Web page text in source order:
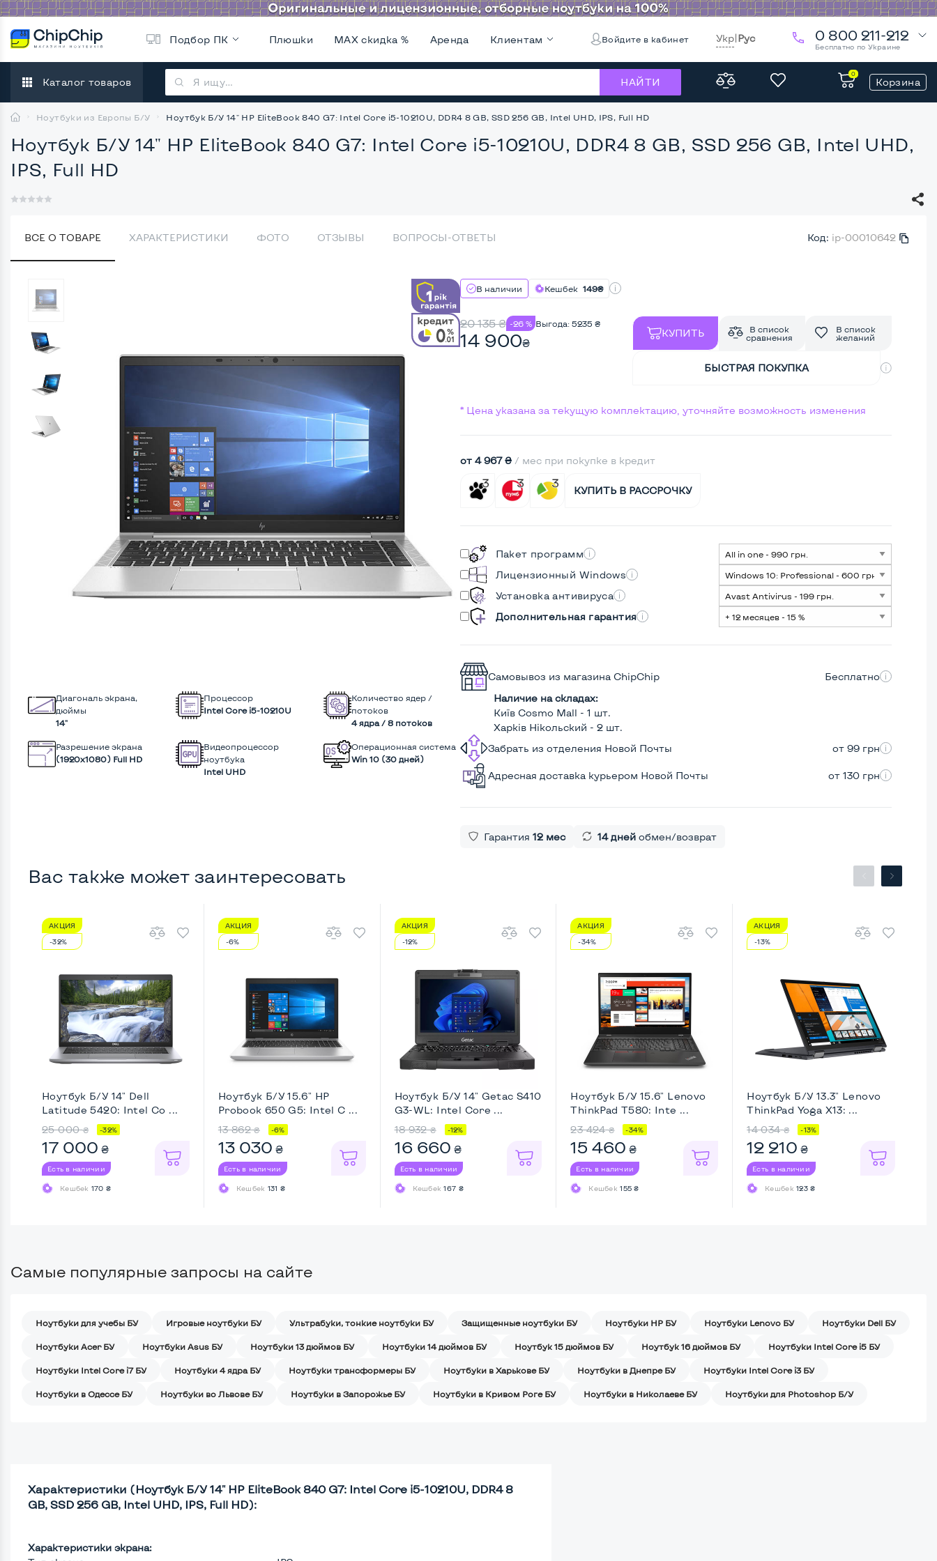
Подбор ПК Плюшки MAX скидка % Аренда Клиентам Войдите в кабинет Укр|Рус 0 800 211-212
Бесплатно по Украине
Каталог товаров НАЙТИ
0
Корзина
Ноутбуки из Европы Б/У Ноутбук Б/У 14" HP EliteBook 840 G7: Intel Core i5-10210U, DDR4 8 GB, SSD 256 GB, Intel UHD, IPS, Full HD
Ноутбук Б/У 14" HP EliteBook 840 G7: Intel Core i5-10210U, DDR4 8 GB, SSD 256 GB, Intel UHD,
IPS, Full HD
ВСЕ О ТОВАРЕ ХАРАКТЕРИСТИКИ ФОТО ОТЗЫВЫ ВОПРОСЫ-ОТВЕТЫ Код: ip-00010642
Диагональ экрана,
дюймы
14"
Процессор
Intel Core i5-10210U
Количество ядер /
потоков
4 ядра / 8 потоков
Разрешение экрана
(1920х1080) Full HD
Видеопроцессор
ноутбука
Intel UHD
Операционная система
Win 10 (30 дней)
В наличии Кешбек 149₴
20 135₴ -26 % Выгода: 5235 ₴
14 900₴
КУПИТЬ
В список
сравнения
В список
желаний
БЫСТРАЯ ПОКУПКА
* Цена указана за текущую комплектацию, уточняйте возможность изменения
от 4 967 ₴/ мес при покупке в кредит
КУПИТЬ В РАССРОЧКУ
Пакет программ
Лицензионный Windows
Установка антивируса
Дополнительная гарантия
Самовывоз из магазина ChipChip
Бесплатно
Наличие на складах:
Київ Cosmo Mall - 1 шт.
Харків Нікольский - 2 шт.
Забрать из отделения Новой Почты
от 99 грн
Адресная доставка курьером Новой Почты от 130 грн
Гарантия 12 мес 14 днейобмен/возврат
Вас также может заинтересовать
АКЦИЯ
-32%
Ноутбук Б/У 14" Dell
Latitude 5420: Intel Co ...
25 000 ₴ -32%
17 000 ₴
Есть в наличии
Кешбек 170 ₴
АКЦИЯ
-6%
Ноутбук Б/У 15.6" HP
Probook 650 G5: Intel C ...
13 862 ₴ -6%
13 030 ₴
Есть в наличии
Кешбек 131 ₴
АКЦИЯ
-12%
Ноутбук Б/У 14" Getac S410
G3-WL: Intel Core ...
18 932 ₴ -12%
16 660 ₴
Есть в наличии
Кешбек167 ₴
АКЦИЯ
-34%
Ноутбук Б/У 15.6" Lenovo
ThinkPad T580: Inte ...
23 424 ₴ -34%
15 460 ₴
Есть в наличии
Кешбек155 ₴
АКЦИЯ
-13%
Ноутбук Б/У 13.3" Lenovo
ThinkPad Yoga X13: ...
14 034 ₴ -13%
12 210 ₴
Есть в наличии
Кешбек123 ₴
Самые популярные запросы на сайте
Ноутбуки для учебы БУ Игровые ноутбуки БУ Ультрабуки, тонкие ноутбуки БУ Защищенные ноутбуки БУ Ноутбуки HP БУ Ноутбуки Lenovo БУ Ноутбуки Dell БУ
Ноутбуки Acer БУ Ноутбуки Asus БУ Ноутбуки 13 дюймов БУ Ноутбуки 14 дюймов БУ Ноутбук 15 дюймов БУ Ноутбук 16 дюймов БУ Ноутбуки Intel Core i5 БУ
Ноутбуки Intel Core i7 БУ Ноутбуки 4 ядра БУ Ноутбуки трансформеры БУ Ноутбуки в Харькове БУ Ноутбуки в Днепре БУ Ноутбуки Intel Core i3 БУ
Ноутбуки в Одессе БУ Ноутбуки во Львове БУ Ноутбуки в Запорожье БУ Ноутбуки в Кривом Роге БУ Ноутбуки в Николаеве БУ Ноутбуки для Photoshop Б/У
Характеристики (Ноутбук Б/У 14" HP EliteBook 840 G7: Intel Core i5-10210U, DDR4 8
GB, SSD 256 GB, Intel UHD, IPS, Full HD):
Характеристики экрана: